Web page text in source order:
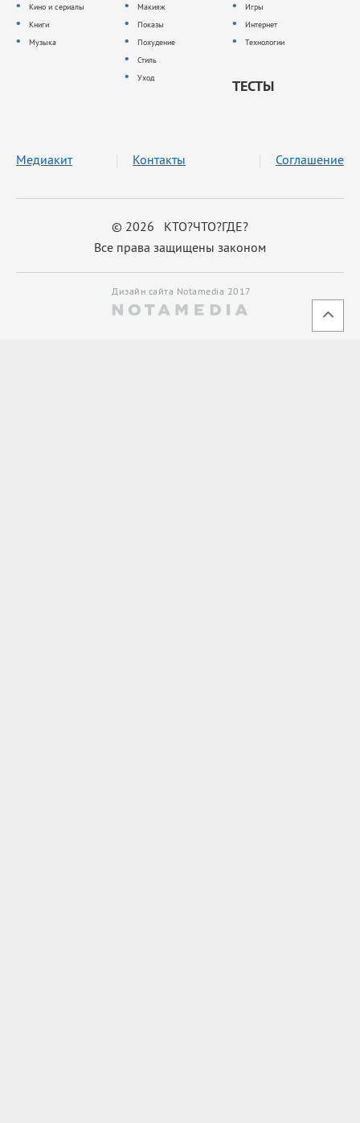
Кино и сериалы
Книги
Музыка
Макияж
Показы
Похудение
Стиль
Уход
Игры
Интернет
Технологии
ТЕСТЫ
© 2026 КТО?ЧТО?ГДЕ?
Все права защищены законом
Медиакит Контакты Соглашение
Дизайн сайта Notamedia 2017